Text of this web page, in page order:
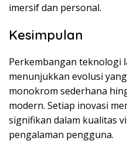
imersif dan personal.
Kesimpulan
Perkembangan teknologi
menunjukkan evolusi
monokrom sederhana
modern. Setiap inovasi
signifikan dalam kualitas
pengalaman pengguna.